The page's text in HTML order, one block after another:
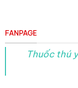
FANPAGE
Thuốc thú